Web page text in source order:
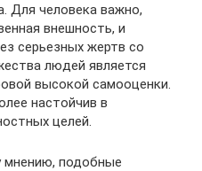
Для человека важно,
внешность, и
серьезных жертв со
людей является
высокой самооценки.
настойчив в
целей.
мнению, подобные